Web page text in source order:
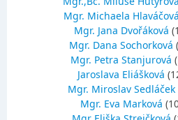
Mgr. Michaela Hlaváčová
Mgr. Jana Dvořáková
Mgr. Dana Sochorková
Mgr. Petra Stanjurová
Jaroslava Eliášková
Mgr. Miroslav Sedláček
Mgr. Eva Marková